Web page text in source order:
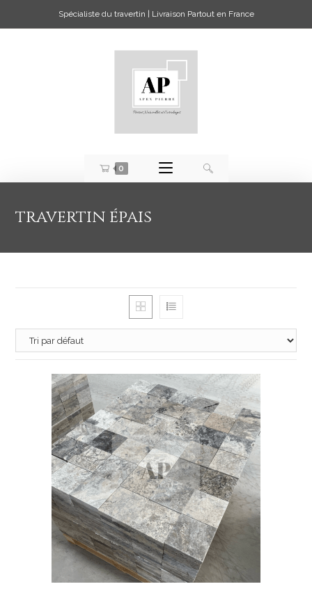
Spécialiste du travertin | Livraison Partout en France
0
travertin épais